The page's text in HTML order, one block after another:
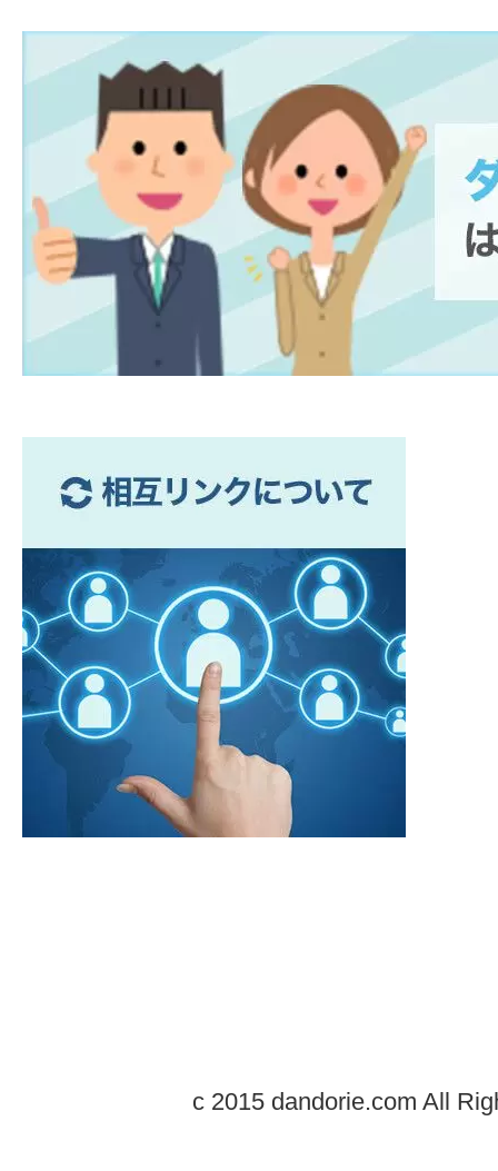
c 2015 dandorie.com All